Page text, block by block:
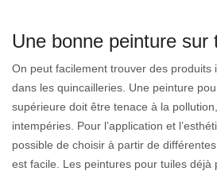
Une bonne peinture sur
On peut facilement trouver des produits
dans les quincailleries. Une peinture
supérieure doit être tenace à la
intempéries. Pour l’application et
possible de choisir à partir de
est facile. Les peintures pour tuiles déjà